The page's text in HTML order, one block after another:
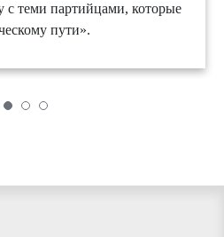
с теми партийцами, которые
пути».